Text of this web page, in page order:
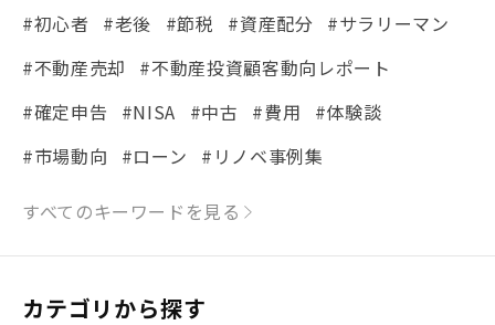
#初心者
#老後 #節税 #資産配分 #サラリーマン
#不動産売却
#不動産投資顧客動向レポート
#確定申告
#NISA #中古 #費用
#体験談
#市場動向
#ローン
#リノベ事例集
#シミュレーション #まちの住みやすさ発見！
すべてのキーワードを見る
カテゴリから探す